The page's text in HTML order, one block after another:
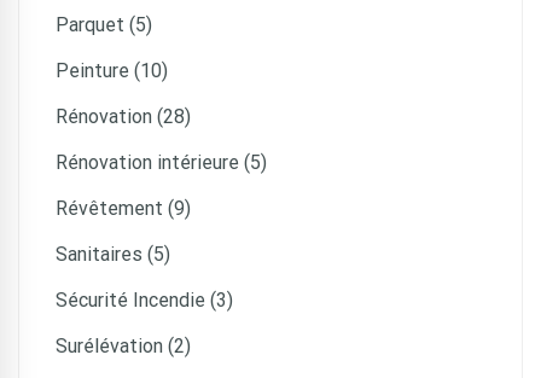
Parquet (5)
Peinture (10)
Rénovation (28)
Rénovation intérieure (5)
Révêtement (9)
Sanitaires (5)
Sécurité Incendie (3)
Surélévation (2)